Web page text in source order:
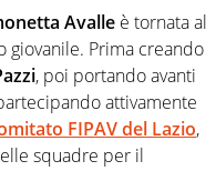
Avalle è tornata al
giovanile. Prima creando
, poi portando avanti
attivamente
FIPAV del Lazio,
squadre per il